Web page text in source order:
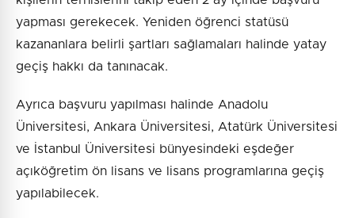
yapması gerekecek. Yeniden öğrenci statüsü
kazananlara belirli şartları sağlamaları halinde yatay
geçiş hakkı da tanınacak.
Ayrıca başvuru yapılması halinde Anadolu
Üniversitesi, Ankara Üniversitesi, Atatürk Üniversitesi
ve İstanbul Üniversitesi bünyesindeki eşdeğer
açıköğretim ön lisans ve lisans programlarına geçiş
yapılabilecek.